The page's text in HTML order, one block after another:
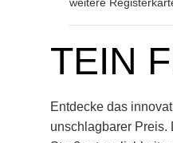
weitere
TEIN
Entdecke das
unschlagbarer Preis.